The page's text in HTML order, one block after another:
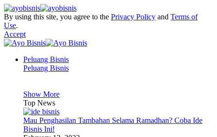
By using this site, you agree to the Privacy Policy and Terms of
Use.
Accept
Peluang Bisnis
Peluang Bisnis
Show More
Top News
Mau Penghasilan Tambahan Selama Ramadhan? Coba Ide
Bisnis Ini!